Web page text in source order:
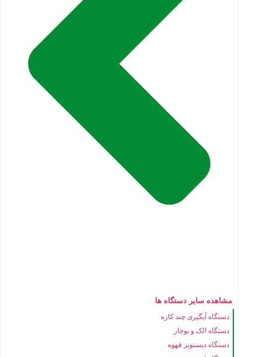
مشاهده سایر دستگاه ها
دستگاه آبگیری چند کاره
دستگاه الک و بوجار
دستگاه دیستونر قهوه